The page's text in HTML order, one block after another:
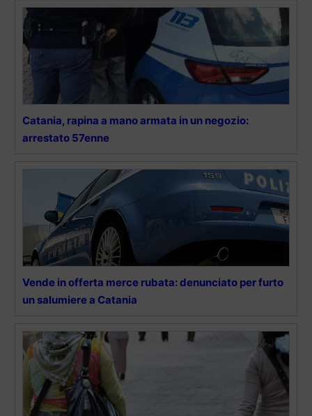
Catania, rapina a mano armata in un negozio:
arrestato 57enne
Vende in offerta merce rubata: denunciato per furto
un salumiere a Catania